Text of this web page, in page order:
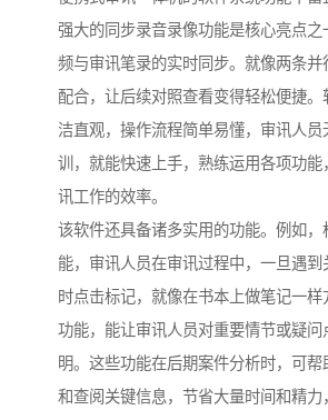
强大的同步录音录像功能是核心亮点之
频与审讯笔录的实时同步。就像两条并
配合，让后续对照查看变得轻松便捷。
洁直观，操作流程简单易懂，审讯人员
训，就能快速上手，熟练运用各项功能
讯工作的效率。​
该软件还具备诸多实用的功能。例如，
能，审讯人员在审讯过程中，一旦遇到
时点击标记，就像在书本上做笔记一
功能，能让审讯人员对重要情节或疑问
明。这些功能在后期案件分析时，可帮
和查阅关键信息，节省大量时间和精力